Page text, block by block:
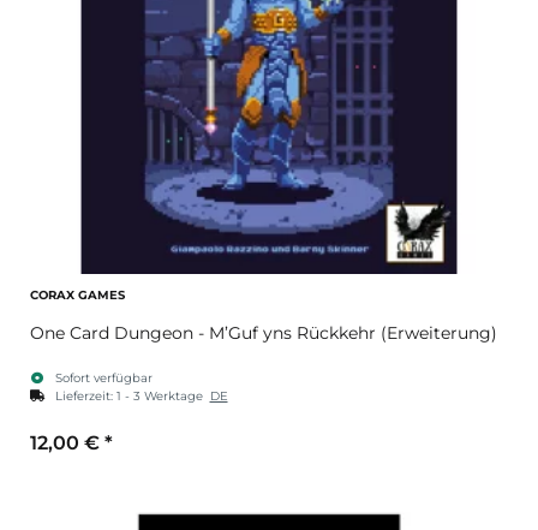
CORAX GAMES
One Card Dungeon - M’Guf yns Rückkehr (Erweiterung)
Sofort verfügbar
Lieferzeit: 1 - 3 Werktage DE
12,00 € *